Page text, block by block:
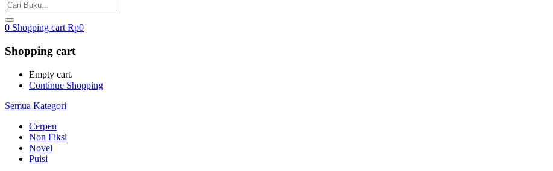
0 Shopping cart Rp0
Shopping cart
Empty cart.
Continue Shopping
Semua Kategori
Cerpen
Non Fiksi
Novel
Puisi